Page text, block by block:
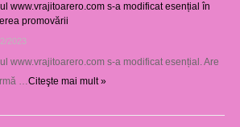
www.vrajitoarero.com s-a modificat esențial în
promovării
2023
www.vrajitoarero.com s-a modificat esențial. Are
…Citeşte mai mult »